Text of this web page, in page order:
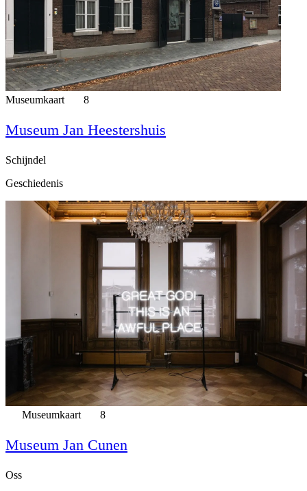
Museumkaart 8
Museum Jan Heestershuis
Schijndel
Geschiedenis
Museumkaart 8
Museum Jan Cunen
Oss